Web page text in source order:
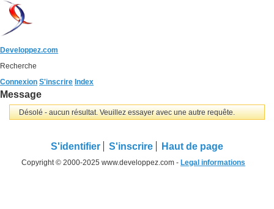
Developpez.com
Recherche
Connexion S'inscrire Index
Message
Désolé - aucun résultat. Veuillez essayer avec une autre requête.
S'identifier S'inscrire Haut de page
Copyright © 2000-2025 www.developpez.com - Legal informations